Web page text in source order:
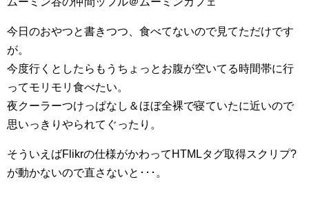
今日のおやつと書きつつ、食べてないので見てただけです
が。
今度行くとしたらもうちょっとお腹が空いてる時間帯に行
ってモリモリ食べたい。
夜クーラーつけっぱなし＆ほぼ全裸で寝ていたに近いので
思いっきりやられてぐったり。
そういえばFlikrの仕様がかわってHTMLタグ取得スクリプ?
が動かないので直さないと･･･。